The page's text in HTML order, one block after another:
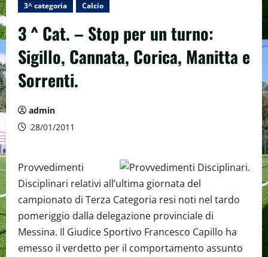
3^ categoria Calcio
3 ^ Cat. – Stop per un turno:
Sigillo, Cannata, Corica, Manitta e
Sorrenti.
admin
28/01/2011
Provvedimenti
Disciplinari relativi all’ultima giornata del
campionato di Terza Categoria resi noti nel tardo
pomeriggio dalla delegazione provinciale di
Messina. Il Giudice Sportivo Francesco Capillo ha
emesso il verdetto per il comportamento assunto